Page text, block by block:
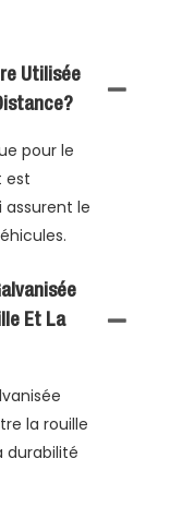
Utilisée
pour le
est
le
Et La
la rouille
durabilité